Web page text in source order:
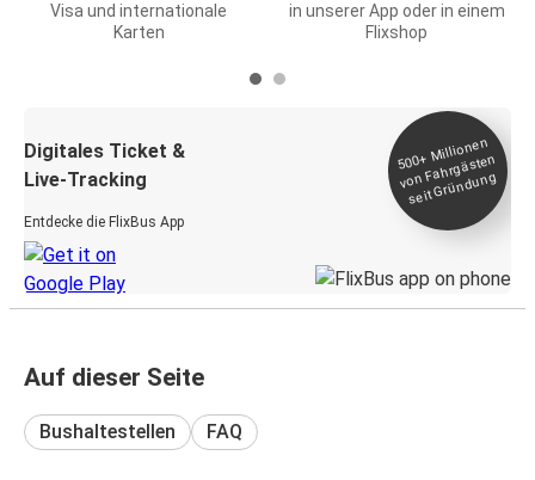
Visa und internationale
Karten
in unserer App oder in einem
Flixshop
Digitales Ticket &
Live-Tracking
Entdecke die FlixBus App
500+
Millionen
von Fahrgästen
seit
Gründung
Auf dieser Seite
Bushaltestellen FAQ